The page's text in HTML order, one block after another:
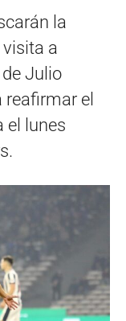
la
a
Julio
reafirmar el
el lunes